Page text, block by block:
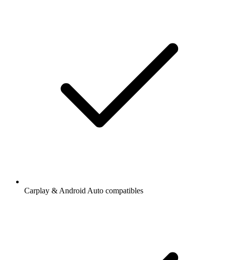
Carplay & Android Auto compatibles